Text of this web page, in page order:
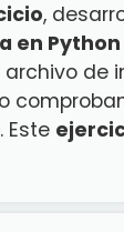
,
en Python
de
Este